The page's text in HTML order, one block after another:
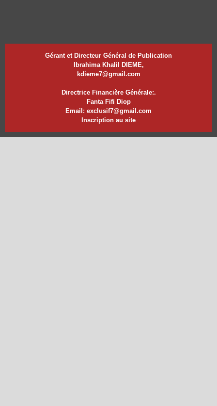
Gérant et Directeur Général de Publication
Ibrahima Khalil DIEME,
kdieme7@gmail.com
Directrice Financière Générale:.
Fanta Fifi Diop
Email: exclusif7@gmail.com
Inscription au site